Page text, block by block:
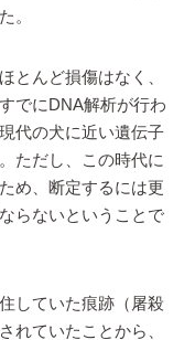
。
とんど損傷はなく、
でにDNA解析が行わ
代の犬に近い遺伝子
ただし、この時代に
め、断定するには更
らないということで
していた痕跡（屠殺
れていたことから、